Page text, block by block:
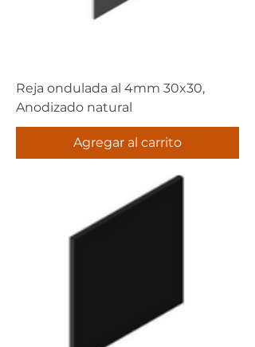
Reja ondulada al 4mm 30x30,
Anodizado natural
Agregar al carrito